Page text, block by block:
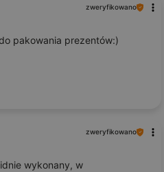
zweryfikowano
pakowania prezentów:)
zweryfikowano
wykonany, w